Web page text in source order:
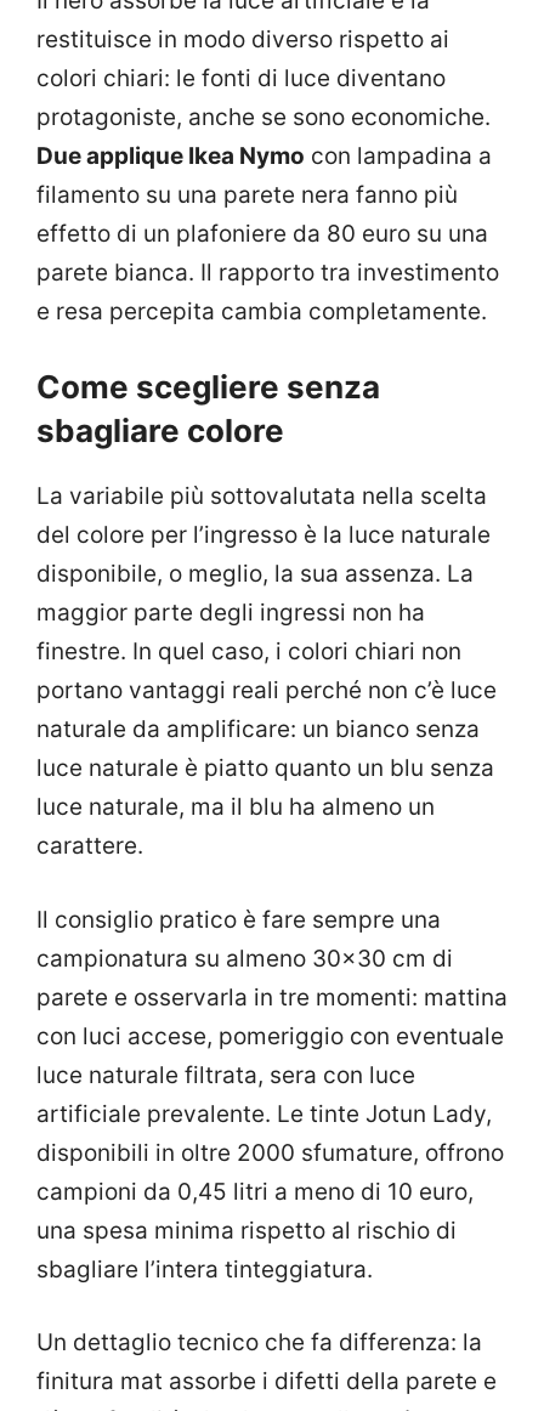
restituisce in modo diverso rispetto ai
colori chiari: le fonti di luce diventano
protagoniste, anche se sono economiche.
Due applique Ikea Nymo con lampadina a
filamento su una parete nera fanno più
effetto di un plafoniere da 80 euro su una
parete bianca. Il rapporto tra investimento
e resa percepita cambia completamente.
Come scegliere senza
sbagliare colore
La variabile più sottovalutata nella scelta
del colore per l’ingresso è la luce naturale
disponibile, o meglio, la sua assenza. La
maggior parte degli ingressi non ha
finestre. In quel caso, i colori chiari non
portano vantaggi reali perché non c’è luce
naturale da amplificare: un bianco senza
luce naturale è piatto quanto un blu senza
luce naturale, ma il blu ha almeno un
carattere.
Il consiglio pratico è fare sempre una
campionatura su almeno 30×30 cm di
parete e osservarla in tre momenti: mattina
con luci accese, pomeriggio con eventuale
luce naturale filtrata, sera con luce
artificiale prevalente. Le tinte Jotun Lady,
disponibili in oltre 2000 sfumature, offrono
campioni da 0,45 litri a meno di 10 euro,
una spesa minima rispetto al rischio di
sbagliare l’intera tinteggiatura.
Un dettaglio tecnico che fa differenza: la
finitura mat assorbe i difetti della parete e